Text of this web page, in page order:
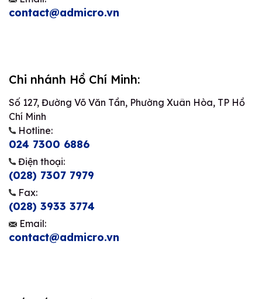
contact@admicro.vn
Chi nhánh Hồ Chí Minh:
Số 127, Đường Võ Văn Tần, Phường Xuân Hòa, TP Hồ
Chí Minh
Hotline:
024 7300 6886
Điện thoại:
(028) 7307 7979
Fax:
(028) 3933 3774
Email:
contact@admicro.vn